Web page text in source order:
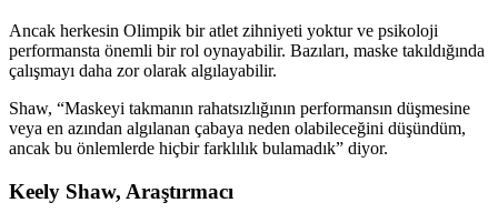
Ancak herkesin Olimpik bir atlet zihniyeti yoktur ve psikoloji
performansta önemli bir rol oynayabilir. Bazıları, maske takıldığında
çalışmayı daha zor olarak algılayabilir.
Shaw, “Maskeyi takmanın rahatsızlığının performansın düşmesine
veya en azından algılanan çabaya neden olabileceğini düşündüm,
ancak bu önlemlerde hiçbir farklılık bulamadık” diyor.
Keely Shaw, Araştırmacı